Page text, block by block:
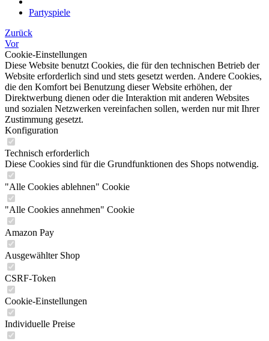
Partyspiele
Zurück
Vor
Cookie-Einstellungen
Diese Website benutzt Cookies, die für den technischen Betrieb der
Website erforderlich sind und stets gesetzt werden. Andere Cookies,
die den Komfort bei Benutzung dieser Website erhöhen, der
Direktwerbung dienen oder die Interaktion mit anderen Websites
und sozialen Netzwerken vereinfachen sollen, werden nur mit Ihrer
Zustimmung gesetzt.
Konfiguration
Technisch erforderlich
Diese Cookies sind für die Grundfunktionen des Shops notwendig.
"Alle Cookies ablehnen" Cookie
"Alle Cookies annehmen" Cookie
Amazon Pay
Ausgewählter Shop
CSRF-Token
Cookie-Einstellungen
Individuelle Preise